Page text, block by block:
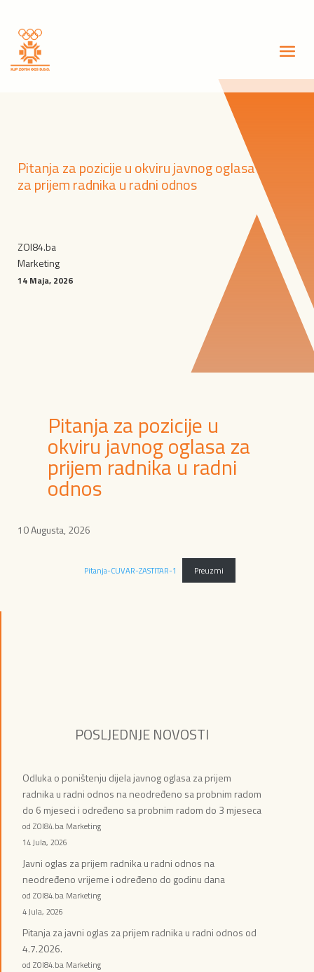
Pitanja za pozicije u okviru javnog oglasa
za prijem radnika u radni odnos
ZOI84.ba
Marketing
14 Maja, 2026
Pitanja za pozicije u
okviru javnog oglasa za
prijem radnika u radni
odnos
10 Augusta, 2026
Pitanja-CUVAR-ZASTITAR-1 Preuzmi
POSLJEDNJE NOVOSTI
Odluka o poništenju dijela javnog oglasa za prijem
radnika u radni odnos na neodređeno sa probnim radom
do 6 mjeseci i određeno sa probnim radom do 3 mjeseca
od ZOI84.ba Marketing
14 Jula, 2026
Javni oglas za prijem radnika u radni odnos na
neodređeno vrijeme i određeno do godinu dana
od ZOI84.ba Marketing
4 Jula, 2026
Pitanja za javni oglas za prijem radnika u radni odnos od
4.7.2026.
od ZOI84.ba Marketing